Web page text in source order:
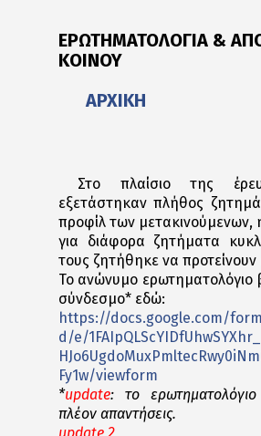
ΕΡΩΤΗΜΑΤΟΛΟΓΙΑ &
ΑΡΧΙΚΗ
Στο πλαίσιο της
εξετάστηκαν πλήθος
προφίλ των
για διάφορα ζητήματα
τους ζητήθηκε να προτείνουν
Το ανώνυμο ερωτηματολόγιο
σύνδεσμο* εδώ:
https://docs.google.com/
d/e/1FAIpQLScYIDfUhwSYXhr_
Fy1w/viewform
*update: το
πλέον απαντήσεις.